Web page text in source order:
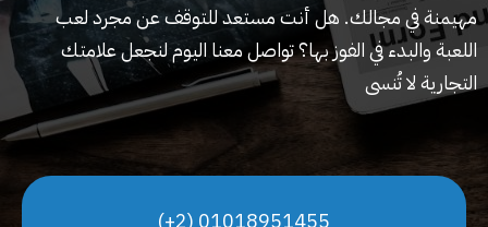
مهيمنة في مجالك. هل أنت مستعد للتوقف عن مجرد لعب
اللعبة والبدء في الفوز بها؟ تواصل معنا اليوم لنجعل علامتك
التجارية لا تُنسى
01018951455 (2+)